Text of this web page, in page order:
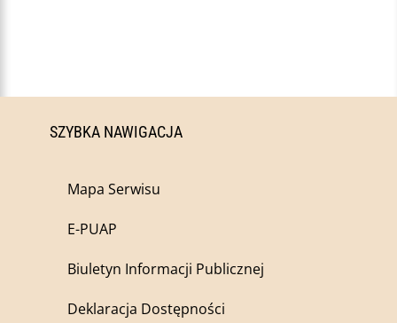
SZYBKA NAWIGACJA
Mapa Serwisu
E-PUAP
Biuletyn Informacji Publicznej
Deklaracja Dostępności